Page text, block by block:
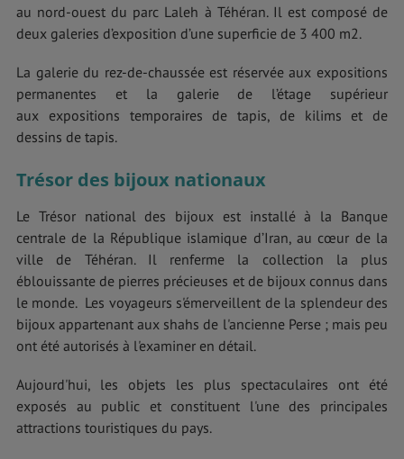
au nord-ouest du parc Laleh à Téhéran. Il est composé de
deux galeries d’exposition d’une superficie de 3 400 m2.
La galerie du rez-de-chaussée est réservée aux expositions
permanentes et la galerie de l’étage supérieur
aux expositions temporaires de tapis, de kilims et de
dessins de tapis.
Trésor des bijoux nationaux
Le Trésor national des bijoux est installé à la Banque
centrale de la République islamique d’Iran, au cœur de la
ville de Téhéran. Il renferme la collection la plus
éblouissante de pierres précieuses et de bijoux connus dans
le monde. Les voyageurs s'émerveillent de la splendeur des
bijoux appartenant aux shahs de l'ancienne Perse ; mais peu
ont été autorisés à l'examiner en détail.
Aujourd'hui, les objets les plus spectaculaires ont été
exposés au public et constituent l'une des principales
attractions touristiques du pays.